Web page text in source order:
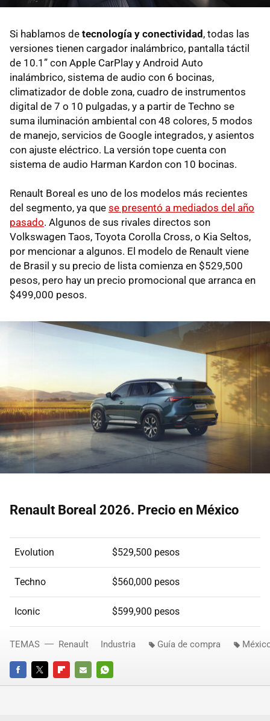
Si hablamos de tecnología y conectividad, todas las
versiones tienen cargador inalámbrico, pantalla táctil
de 10.1” con Apple CarPlay y Android Auto
inalámbrico, sistema de audio con 6 bocinas,
climatizador de doble zona, cuadro de instrumentos
digital de 7 o 10 pulgadas, y a partir de Techno se
suma iluminación ambiental con 48 colores, 5 modos
de manejo, servicios de Google integrados, y asientos
con ajuste eléctrico. La versión tope cuenta con
sistema de audio Harman Kardon con 10 bocinas.
Renault Boreal es uno de los modelos más recientes
del segmento, ya que se presentó a mediados del año
pasado. Algunos de sus rivales directos son
Volkswagen Taos, Toyota Corolla Cross, o Kia Seltos,
por mencionar a algunos. El modelo de Renault viene
de Brasil y su precio de lista comienza en $529,500
pesos, pero hay un precio promocional que arranca en
$499,000 pesos.
Renault Boreal 2026. Precio en México
Evolution $529,500 pesos
Techno $560,000 pesos
Iconic $599,900 pesos
FACEBOOKTWITTERFLIPBOARD
E-
WHATSAPP
TEMAS Renault Industria Guía de compra